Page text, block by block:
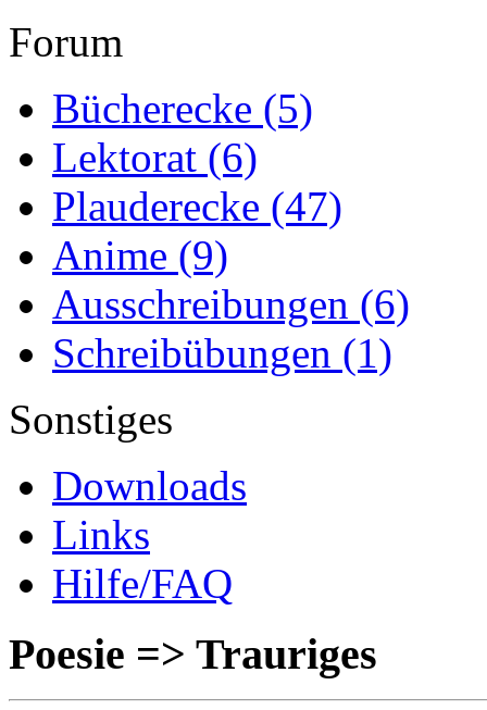
Forum
Bücherecke (5)
Lektorat (6)
Plauderecke (47)
Anime (9)
Ausschreibungen (6)
Schreibübungen (1)
Sonstiges
Downloads
Links
Hilfe/FAQ
Poesie => Trauriges